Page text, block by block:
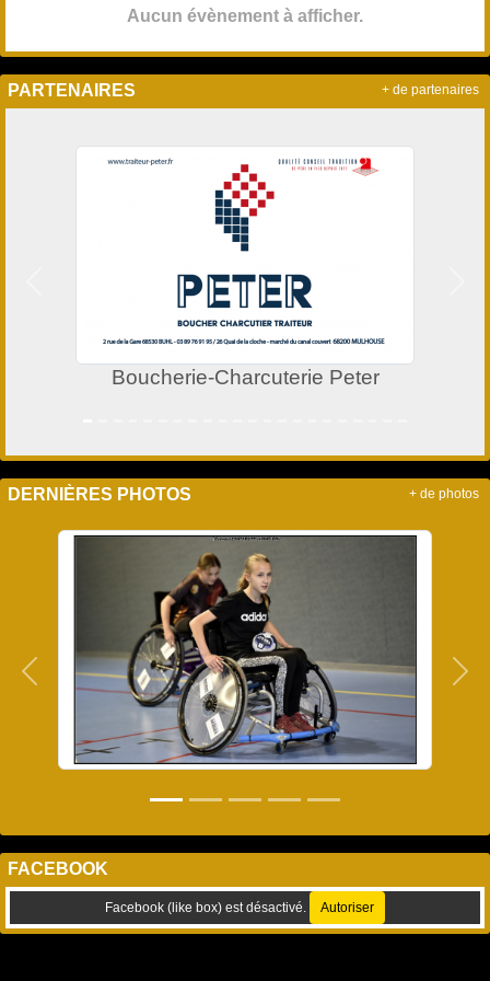
Aucun évènement à afficher.
PARTENAIRES
Boucherie-Charcuterie Peter
+ de partenaires
DERNIÈRES PHOTOS
Précedent
+ de photos
FACEBOOK
Facebook (like box) est désactivé. Autoriser